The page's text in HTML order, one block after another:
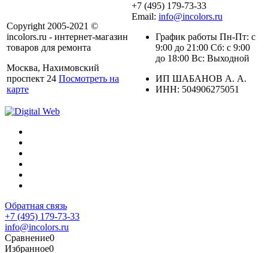
Copyright 2005-2021 ©
incolors.ru - интернет-магазин
товаров для ремонта
Москва, Нахимовский
проспект 24 Посмотреть на
карте
+7 (495) 179-73-33
Email: info@incolors.ru
График работы Пн-Пт: с
9:00 до 21:00 Сб: с 9:00
до 18:00 Вс: Выходной
ИП ШАБАНОВ А. А.
ИНН: 504906275051
Обратная связь
+7 (495) 179-73-33
info@incolors.ru
Сравнение0
Избранное0